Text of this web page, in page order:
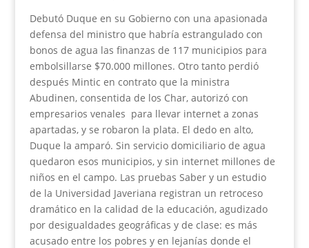
Debutó Duque en su Gobierno con una apasionada
defensa del ministro que habría estrangulado con
bonos de agua las finanzas de 117 municipios para
embolsillarse $70.000 millones. Otro tanto perdió
después Mintic en contrato que la ministra
Abudinen, consentida de los Char, autorizó con
empresarios venales para llevar internet a zonas
apartadas, y se robaron la plata. El dedo en alto,
Duque la amparó. Sin servicio domiciliario de agua
quedaron esos municipios, y sin internet millones de
niños en el campo. Las pruebas Saber y un estudio
de la Universidad Javeriana registran un retroceso
dramático en la calidad de la educación, agudizado
por desigualdades geográficas y de clase: es más
acusado entre los pobres y en lejanías donde el